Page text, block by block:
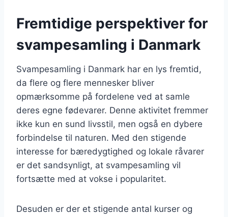
Fremtidige perspektiver for
svampesamling i Danmark
Svampesamling i Danmark har en lys fremtid,
da flere og flere mennesker bliver
opmærksomme på fordelene ved at samle
deres egne fødevarer. Denne aktivitet fremmer
ikke kun en sund livsstil, men også en dybere
forbindelse til naturen. Med den stigende
interesse for bæredygtighed og lokale råvarer
er det sandsynligt, at svampesamling vil
fortsætte med at vokse i popularitet.
Desuden er der et stigende antal kurser og